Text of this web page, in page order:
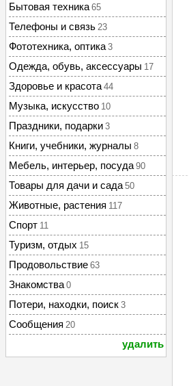
Бытовая техника 65
Телефоны и связь 23
Фототехника, оптика 3
Одежда, обувь, аксессуары 17
Здоровье и красота 44
Музыка, искусство 10
Праздники, подарки 3
Книги, учебники, журналы 8
Мебель, интерьер, посуда 90
Товары для дачи и сада 50
Животные, растения 117
Спорт 11
Туризм, отдых 15
Продовольствие 63
Знакомства 0
Потери, находки, поиск 3
Сообщения 20
удалить